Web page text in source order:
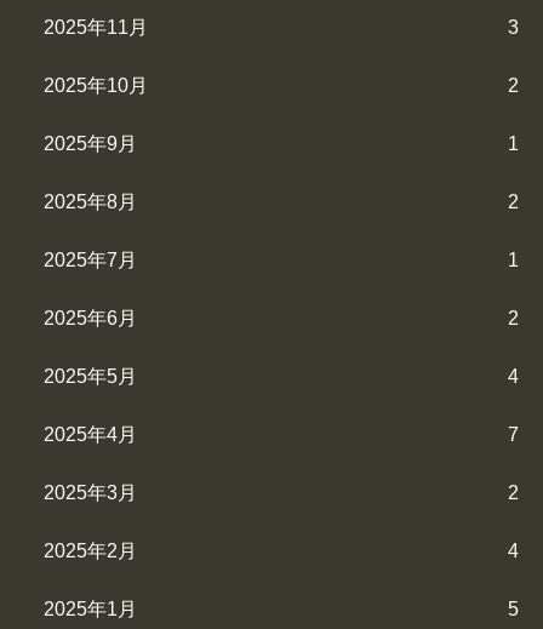
2025年11月 3
2025年10月 2
2025年9月 1
2025年8月 2
2025年7月 1
2025年6月 2
2025年5月 4
2025年4月 7
2025年3月 2
2025年2月 4
2025年1月 5